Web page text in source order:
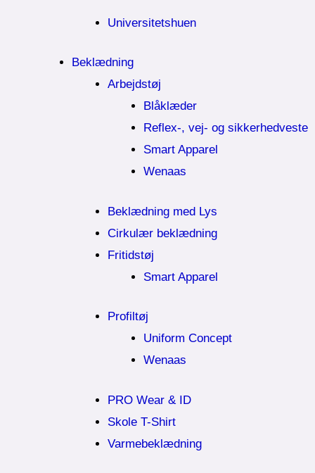
Universitetshuen
Beklædning
Arbejdstøj
Blåklæder
Reflex-, vej- og sikkerhedveste
Smart Apparel
Wenaas
Beklædning med Lys
Cirkulær beklædning
Fritidstøj
Smart Apparel
Profiltøj
Uniform Concept
Wenaas
PRO Wear & ID
Skole T-Shirt
Varmebeklædning